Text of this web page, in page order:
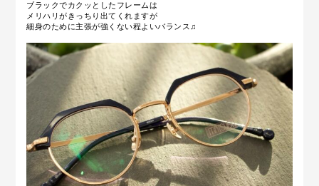
ブラックでカクッとしたフレームは
メリハリがきっちり出てくれますが
細身のために主張が強くない程よいバランス♫